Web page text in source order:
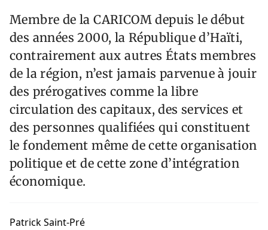
Membre de la CARICOM depuis le début
des années 2000, la République d’Haïti,
contrairement aux autres États membres
de la région, n’est jamais parvenue à jouir
des prérogatives comme la libre
circulation des capitaux, des services et
des personnes qualifiées qui constituent
le fondement même de cette organisation
politique et de cette zone d’intégration
économique.
Patrick Saint-Pré